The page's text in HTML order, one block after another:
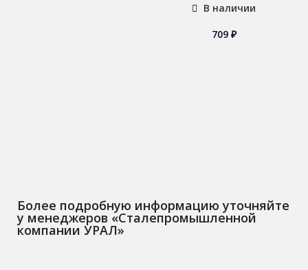
В наличии
709 ₽
Более подробную информацию уточняйте
у менеджеров «Сталепромышленной
компании УРАЛ»